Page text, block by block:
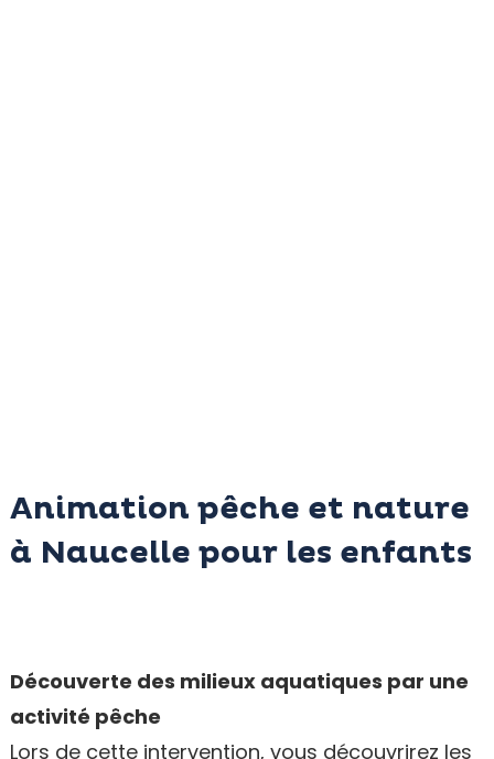
Animation pêche et nature
à Naucelle pour les enfants
Découverte des milieux aquatiques par une
activité pêche
Lors de cette intervention, vous découvrirez les